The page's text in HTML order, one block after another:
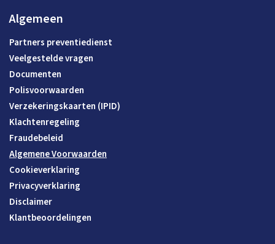
Algemeen
Partners preventiedienst
Veelgestelde vragen
Documenten
Polisvoorwaarden
Verzekeringskaarten (IPID)
Klachtenregeling
Fraudebeleid
Algemene Voorwaarden
Cookieverklaring
Privacyverklaring
Disclaimer
Klantbeoordelingen